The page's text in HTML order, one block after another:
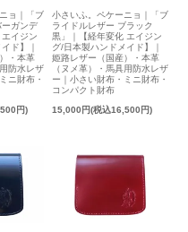
ョ｜「ブ
ガンデ
イジン
ド】｜
・本革
防水レザ
ニ財布・
円)
小さいふ。ペケーニョ｜「ブ
ライドルレザー ブラック
黒」｜【経年変化 エイジン
グ/日本製ハンドメイド】｜
姫路レザー（国産）・本革
（ヌメ革）・馬具用防水レザ
ー｜小さい財布・ミニ財布・
コンパクト財布
15,000円(税込16,500円)